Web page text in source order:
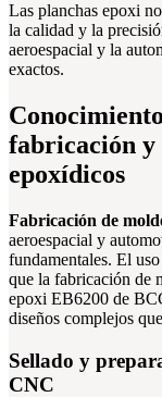
Las planchas epoxi
la calidad y la
aeroespacial y la
exactos.
fabricación y
epoxídicos
Fabricación de
aeroespacial y
fundamentales. El
que la fabricación de
epoxi EB6200 de
diseños complejos
Sellado y
CNC